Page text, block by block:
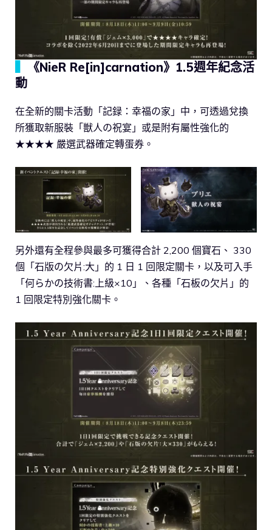
《NieR Re[in]carnation》1.5週年紀念活
動
在全新的關卡活動「記録：幸福の家」中，可透過兌換
所獲取新服裝「獣人の祝宴」或是附有屬性強化的
★★★★ 嚴選武器確定轉蛋券。
另外還有全程參與最多可獲得合計 2,200 個寶石、 330
個「石版の欠片:大」的 1 日 1 回限定關卡，以及可入手
「何らかの技術書:上級×10」、各種「石板の欠片」的
1 回限定特別強化關卡。